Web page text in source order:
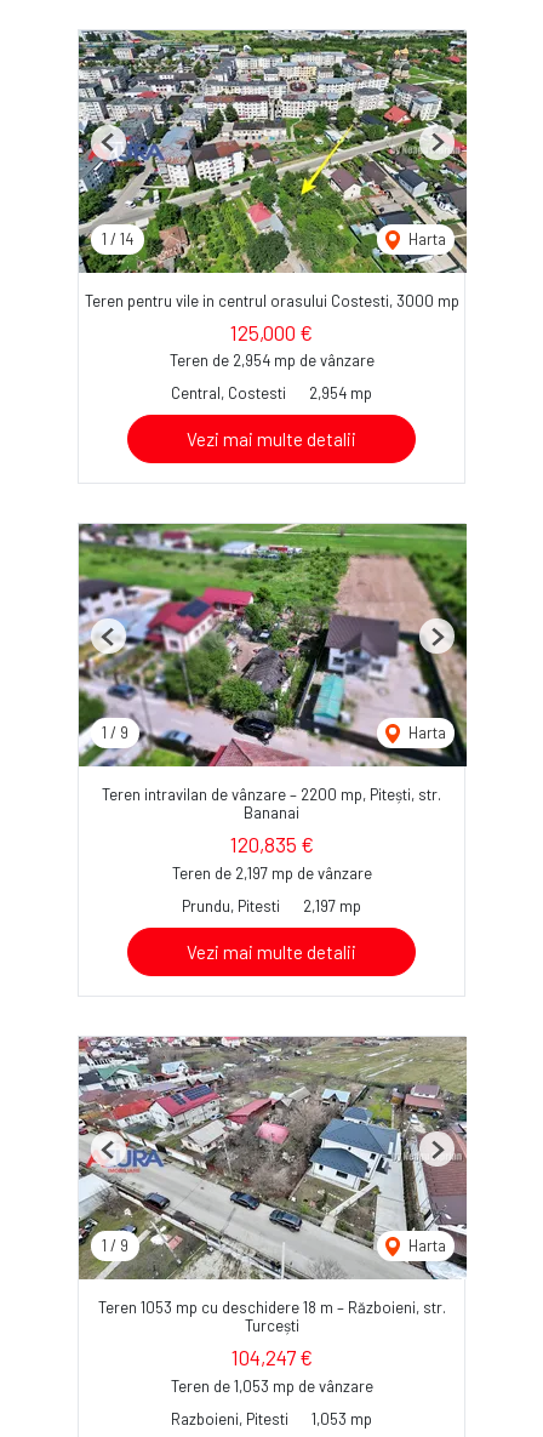
1 / 14 Harta
Previous Next
Teren pentru vile in centrul orasului Costesti, 3000 mp
125,000 €
Teren de 2,954 mp de vânzare
Central, Costesti
2,954 mp
Vezi mai multe detalii
1 / 9 Harta
Previous Next
Teren intravilan de vânzare – 2200 mp, Pitești, str.
Bananai
120,835 €
Teren de 2,197 mp de vânzare
Prundu, Pitesti
2,197 mp
Vezi mai multe detalii
1 / 9 Harta
Previous Next
Teren 1053 mp cu deschidere 18 m – Războieni, str.
Turcești
104,247 €
Teren de 1,053 mp de vânzare
Razboieni, Pitesti
1,053 mp